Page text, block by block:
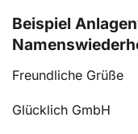
Beispiel
Freundliche Grüße
Glücklich GmbH